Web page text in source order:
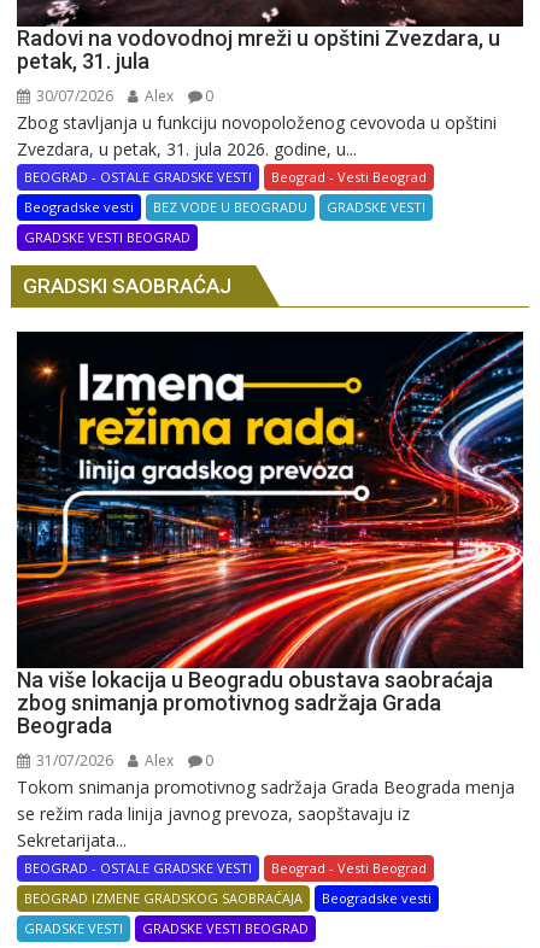
Radovi na vodovodnoj mreži u opštini Zvezdara, u
petak, 31. jula
30/07/2026 Alex 0
Zbog stavljanja u funkciju novopoloženog cevovoda u opštini
Zvezdara, u petak, 31. jula 2026. godine, u...
BEOGRAD - OSTALE GRADSKE VESTI
Beograd - Vesti Beograd
Beogradske vesti
BEZ VODE U BEOGRADU
GRADSKE VESTI
GRADSKE VESTI BEOGRAD
GRADSKI SAOBRAĆAJ
Na više lokacija u Beogradu obustava saobraćaja
zbog snimanja promotivnog sadržaja Grada
Beograda
31/07/2026 Alex 0
Tokom snimanja promotivnog sadržaja Grada Beograda menja
se režim rada linija javnog prevoza, saopštavaju iz
Sekretarijata...
BEOGRAD - OSTALE GRADSKE VESTI
Beograd - Vesti Beograd
BEOGRAD IZMENE GRADSKOG SAOBRAĆAJA
Beogradske vesti
GRADSKE VESTI
GRADSKE VESTI BEOGRAD